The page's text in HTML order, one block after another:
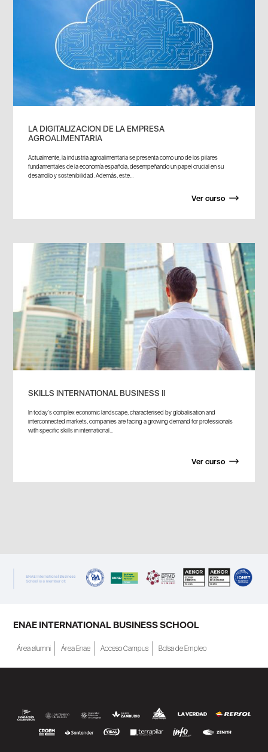
LA DIGITALIZACION DE LA EMPRESA
AGROALIMENTARIA
Actualmente, la industria agroalimentaria se presenta como uno de los pilares
fundamentales de la economía española, desempeñando un papel crucial en su
desarrollo y sostenibilidad. Además, este...
Ver curso
SKILLS INTERNATIONAL BUSINESS II
In today's complex economic landscape, characterised by globalisation and
interconnected markets, companies are facing a growing demand for professionals
with specific skills in international...
Ver curso
ENAE INTERNATIONAL BUSINESS SCHOOL
Área alumni Área Enae Acceso Campus Bolsa de Empleo